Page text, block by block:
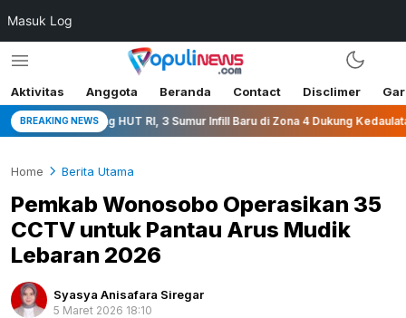
Masuk Log
Aktivitas Anggota Beranda Contact Disclimer
BREAKING NEWS
Jelang HUT RI, 3 Sumur Infill Baru di Zona 4 Dukung Kedaulatan Energi
Home Berita Utama
Pemkab Wonosobo Operasikan 35
CCTV untuk Pantau Arus Mudik
Lebaran 2026
Syasya Anisafara Siregar
5 Maret 2026 18:10